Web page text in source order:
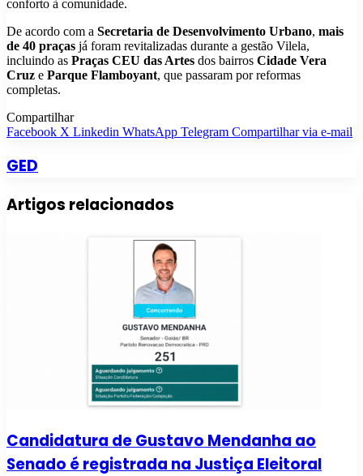
conforto à comunidade.
De acordo com a Secretaria de Desenvolvimento Urbano, mais
de 40 praças já foram revitalizadas durante a gestão Vilela,
incluindo as Praças CEU das Artes dos bairros Cidade Vera
Cruz e Parque Flamboyant, que passaram por reformas
completas.
Compartilhar
Facebook X Linkedin WhatsApp Telegram Compartilhar via e-mail
GED
Artigos relacionados
Candidatura de Gustavo Mendanha ao
Senado é registrada na Justiça Eleitoral